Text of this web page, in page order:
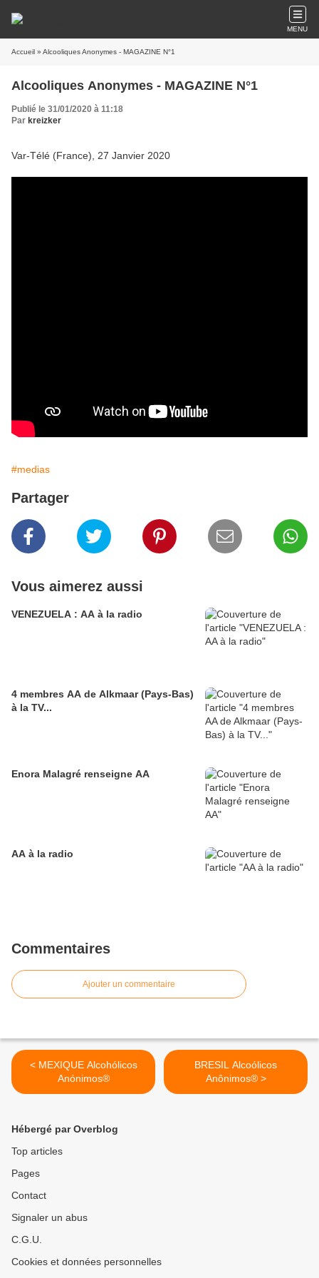
MENU
Accueil » Alcooliques Anonymes - MAGAZINE N°1
Alcooliques Anonymes - MAGAZINE N°1
Publié le 31/01/2020 à 11:18
Par kreizker
Var-Télé (France), 27 Janvier 2020
#medias
Partager
Vous aimerez aussi
VENEZUELA : AA à la radio
4 membres AA de Alkmaar (Pays-Bas)
à la TV...
Enora Malagré renseigne AA
AA à la radio
Commentaires
Ajouter un commentaire
< MEXIQUE Alcohólicos
Anónimos®
BRESIL Alcoólicos
Anônimos® >
Hébergé par Overblog
Top articles
Pages
Contact
Signaler un abus
C.G.U.
Cookies et données personnelles